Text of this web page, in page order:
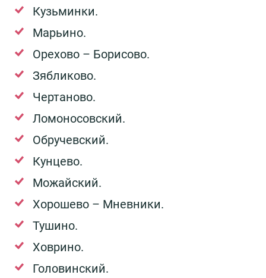
Кузьминки.
Марьино.
Орехово – Борисово.
Зябликово.
Чертаново.
Ломоносовский.
Обручевский.
Кунцево.
Можайский.
Хорошево – Мневники.
Тушино.
Ховрино.
Головинский.